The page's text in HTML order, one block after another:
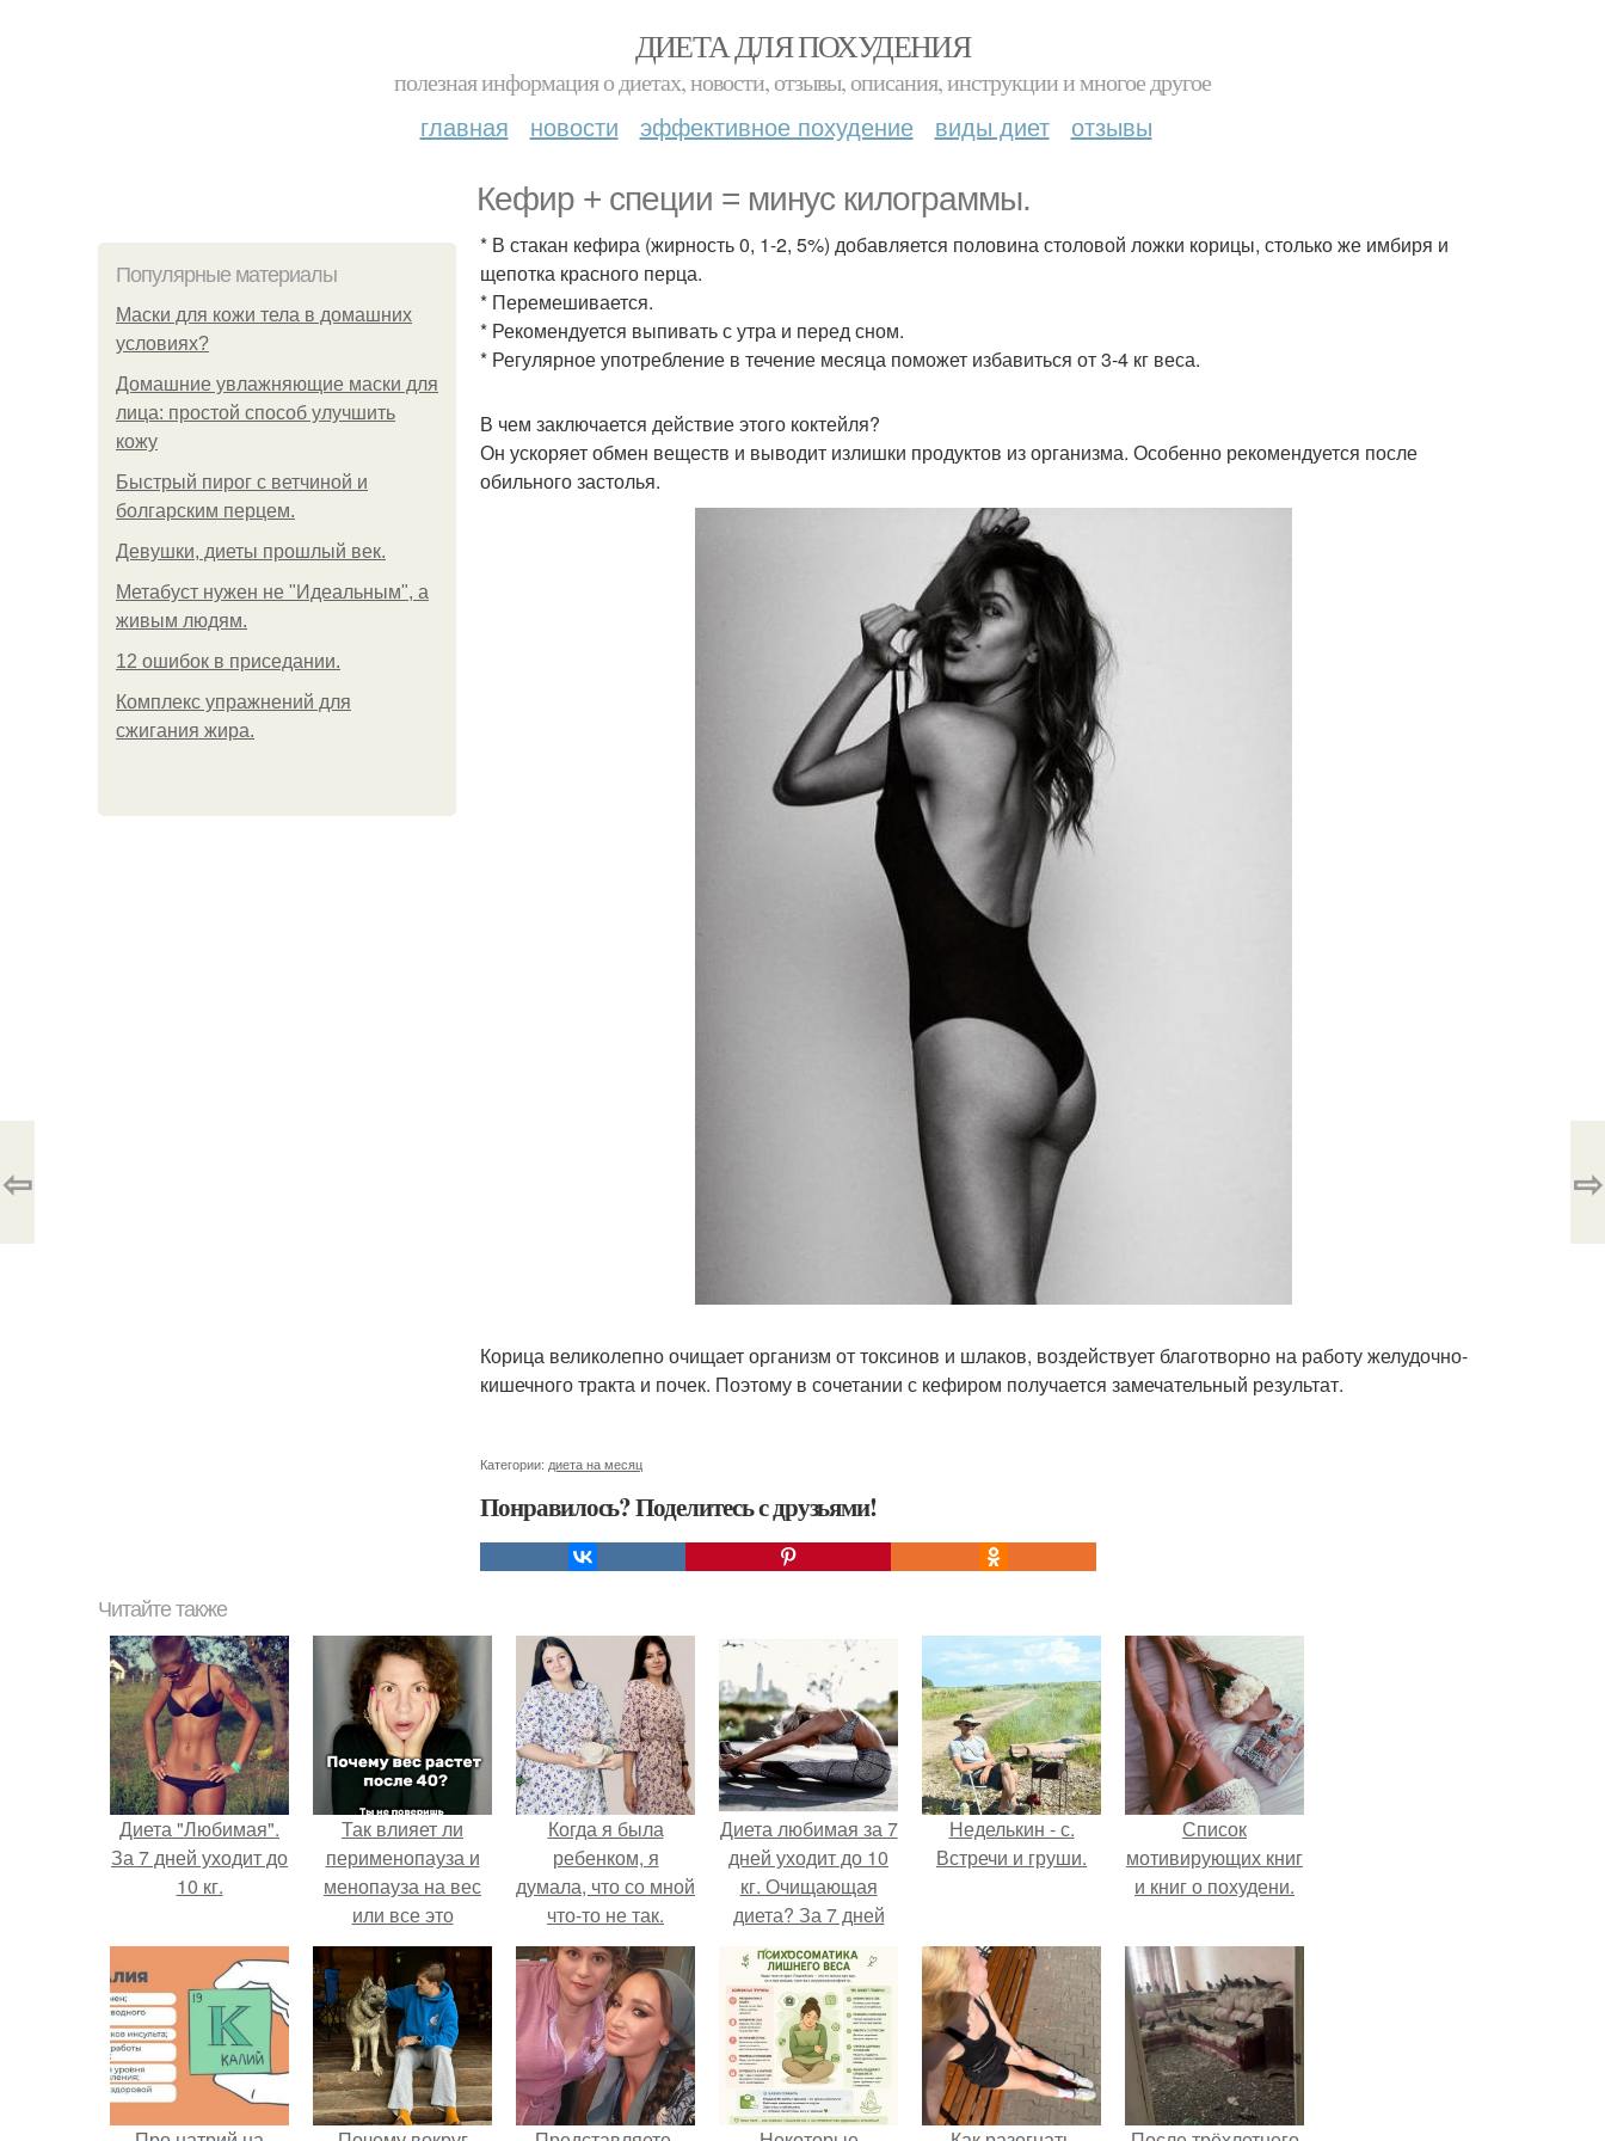
ДИЕТА ДЛЯ ПОХУДЕНИЯ
полезная информация о диетах, новости, отзывы, описания, инструкции и многое другое
главная новости эффективное похудение виды диет отзывы
Кефир + специи = минус килограммы.
Популярные материалы
Маски для кожи тела в домашних
условиях?
Домашние увлажняющие маски для
лица: простой способ улучшить
кожу
Быстрый пирог с ветчиной и
болгарским перцем.
Девушки, диеты прошлый век.
Метабуст нужен не "Идеальным", а
живым людям.
12 ошибок в приседании.
Комплекс упражнений для
сжигания жира.
* В стакан кефира (жирность 0, 1-2, 5%) добавляется половина столовой ложки корицы, столько же имбиря и
щепотка красного перца.
* Перемешивается.
* Рекомендуется выпивать с утра и перед сном.
* Регулярное употребление в течение месяца поможет избавиться от 3-4 кг веса.
В чем заключается действие этого коктейля?
Он ускоряет обмен веществ и выводит излишки продуктов из организма. Особенно рекомендуется после
обильного застолья.
Корица великолепно очищает организм от токсинов и шлаков, воздействует благотворно на работу желудочно-
кишечного тракта и почек. Поэтому в сочетании с кефиром получается замечательный результат.
Категории: диета на месяц
Понравилось? Поделитесь с друзьями!
⇦ ⇨
Читайте также
Диета "Любимая".
За 7 дней уходит до
10 кг.
Так влияет ли
перименопауза и
менопауза на вес
или все это
ерунда?
Когда я была
ребенком, я
думала, что со мной
что-то не так.
Диета любимая за 7
дней уходит до 10
кг. Очищающая
диета? За 7 дней
уходит до 10 кг.
Неделькин - с.
Встречи и груши.
Список
мотивирующих книг
и книг о похудени.